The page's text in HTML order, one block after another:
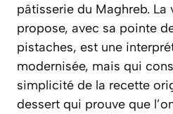
pâtisserie du Maghreb. La
propose, avec sa pointe
pistaches, est une
modernisée, mais qui
simplicité de la recette
dessert qui prouve que